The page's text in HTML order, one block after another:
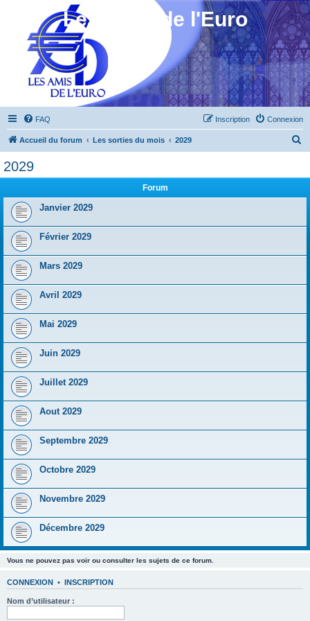
Les Amis de l'Euro
FAQ Connexion
Inscription
Accueil du forum Les sorties du mois 2029
h
2029
Forum
Janvier 2029
Février 2029
Mars 2029
Avril 2029
Mai 2029
Juin 2029
Juillet 2029
Aout 2029
Septembre 2029
Octobre 2029
Novembre 2029
Décembre 2029
Vous ne pouvez pas voir ou consulter les sujets de ce forum.
CONNEXION • INSCRIPTION
Nom d’utilisateur :